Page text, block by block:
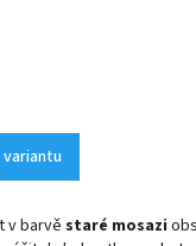
v barvěstaré mosazi